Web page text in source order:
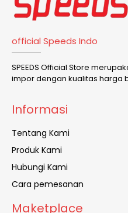
official Speeds Indo
SPEEDS Official Store
impor dengan kualitas harga
Informasi
Tentang Kami
Produk Kami
Hubungi Kami
Cara pemesanan
Maketplace